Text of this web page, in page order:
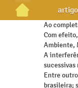
Ao
Com
Ambiente,
A
Entre
brasileira;